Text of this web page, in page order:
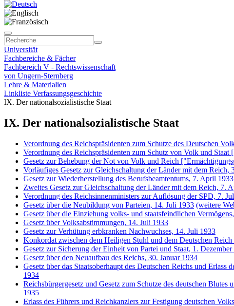
Universität
Fachbereiche & Fächer
Fachbereich V - Rechtswissenschaft
von Ungern-Sternberg
Lehre & Materialien
Linkliste Verfassungsgeschichte
IX. Der nationalsozialistische Staat
IX. Der nationalsozialistische Staat
Verordnung des Reichspräsidenten zum Schutze des Deutschen
Verordnung des Reichspräsidenten zum Schutz von Volk und
Gesetz zur Behebung der Not von Volk und Reich
Vorläufiges Gesetz zur Gleichschaltung der Länder mit dem Reich,
Gesetz zur Wiederherstellung des Berufsbeamtentums, 7. April 1933
Zweites Gesetz zur Gleichschaltung der Länder mit dem Reich, 7.
Verordnung des Reichsinnenministers zur Auflösung der SPD, 7.
Gesetz über die Neubildung von Parteien, 14. Juli 1933 (weitere
Gesetz über die Einziehung volks- und staatsfeindlichen
Gesetz über Volksabstimmungen, 14. Juli 1933
Gesetz zur Verhütung erbkranken Nachwuchses, 14. Juli 1933
Konkordat zwischen dem Heiligen Stuhl und dem Deutschen
Gesetz zur Sicherung der Einheit von Partei und Staat, 1. Dezember
Gesetz über den Neuaufbau des Reichs, 30. Januar 1934
Gesetz über das Staatsoberhaupt des Deutschen Reichs und
1934
Reichsbürgergesetz und Gesetz zum Schutze des deutschen
1935
Erlass des Führers und Reichkanzlers zur Festigung deutschen